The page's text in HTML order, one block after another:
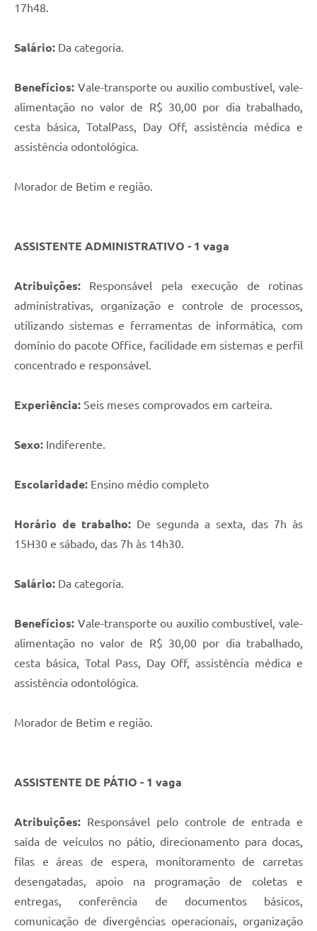
17h48.
Salário: Da categoria.
Benefícios: Vale-transporte ou auxilio combustível, vale-
alimentação no valor de R$ 30,00 por dia trabalhado,
cesta básica, TotalPass, Day Off, assistência médica e
assistência odontológica.
Morador de Betim e região.
ASSISTENTE ADMINISTRATIVO - 1 vaga
Atribuições: Responsável pela execução de rotinas
administrativas, organização e controle de processos,
utilizando sistemas e ferramentas de informática, com
domínio do pacote Office, facilidade em sistemas e perfil
concentrado e responsável.
Experiência: Seis meses comprovados em carteira.
Sexo: Indiferente.
Escolaridade: Ensino médio completo
Horário de trabalho: De segunda a sexta, das 7h às
15H30 e sábado, das 7h às 14h30.
Salário: Da categoria.
Benefícios: Vale-transporte ou auxilio combustível, vale-
alimentação no valor de R$ 30,00 por dia trabalhado,
cesta básica, Total Pass, Day Off, assistência médica e
assistência odontológica.
Morador de Betim e região.
ASSISTENTE DE PÁTIO - 1 vaga
Atribuições: Responsável pelo controle de entrada e
saída de veículos no pátio, direcionamento para docas,
filas e áreas de espera, monitoramento de carretas
desengatadas, apoio na programação de coletas e
entregas, conferência de documentos básicos,
comunicação de divergências operacionais, organização